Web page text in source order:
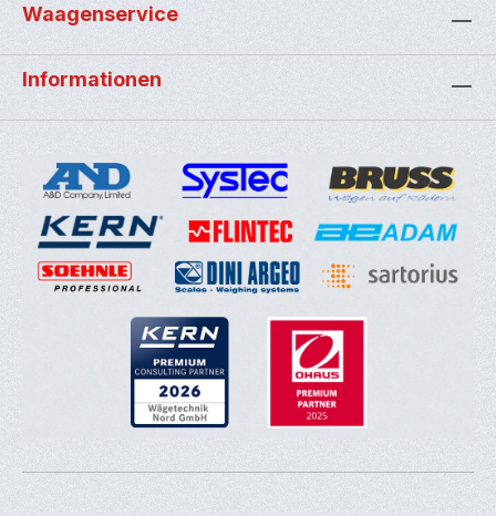
Waagenservice
Informationen